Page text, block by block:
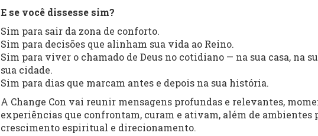
E se você dissesse sim?
Sim para sair da zona de conforto.
Sim para decisões que alinham sua vida ao Reino.
Sim para viver o chamado de Deus no cotidiano — na sua casa, na
sua cidade.
Sim para dias que marcam antes e depois na sua história.
A Change Con vai reunir mensagens profundas e relevantes,
experiências que confrontam, curam e ativam, além de ambientes
crescimento espiritual e direcionamento.